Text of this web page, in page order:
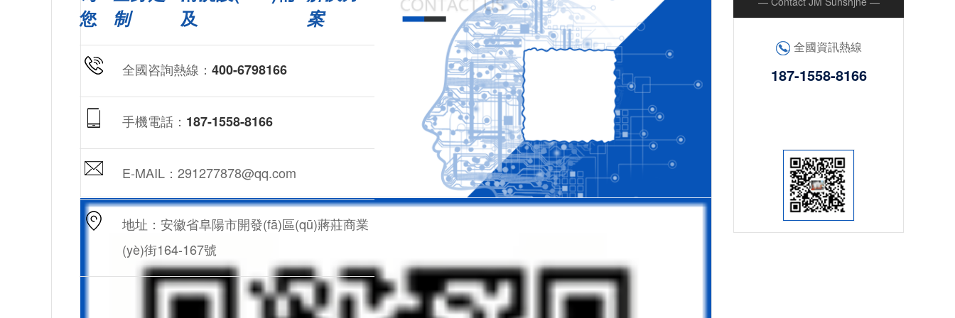
您
制
及
案
全國咨詢熱線： 400-6798166
手機電話： 187-1558-8166
E-MAIL：291277878@qq.com
地址：安徽省阜陽市開發(fā)區(qū)蔣莊商業
(yè)街164-167號
全國資訊熱線
187-1558-8166